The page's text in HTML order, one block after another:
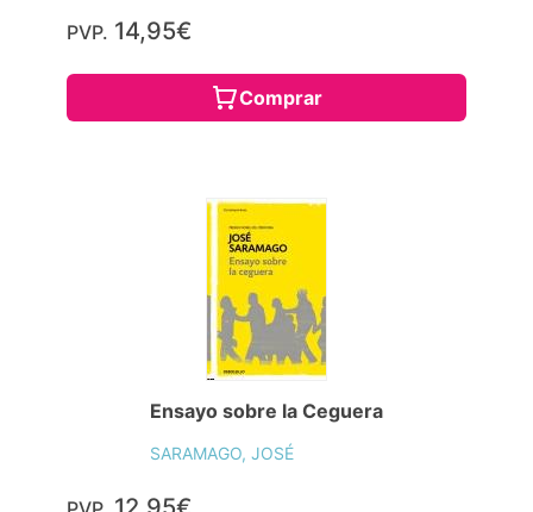
PVP. 14,95€
Comprar
Ensayo sobre la Ceguera
SARAMAGO, JOSÉ